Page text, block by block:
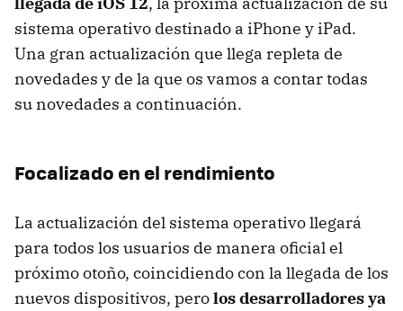
sistema operativo destinado a iPhone y iPad.
Una gran actualización que llega repleta de
novedades y de la que os vamos a contar todas
su novedades a continuación.
Focalizado en el rendimiento
La actualización del sistema operativo llegará
para todos los usuarios de manera oficial el
próximo otoño, coincidiendo con la llegada de los
nuevos dispositivos, perolos desarrolladores ya